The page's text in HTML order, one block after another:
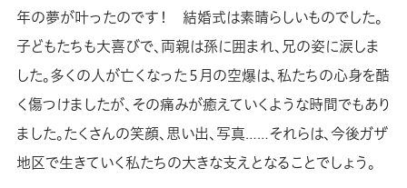
年の夢が叶ったのです！ 結婚式は素晴らしいものでした。
子どもたちも大喜びで、両親は孫に囲まれ、兄の姿に涙しま
した。多くの人が亡くなった５月の空爆は、私たちの心身を酷
く傷つけましたが、その痛みが癒えていくような時間でもあり
ました。たくさんの笑顔、思い出、写真……それらは、今後ガザ
地区で生きていく私たちの大きな支えとなることでしょう。